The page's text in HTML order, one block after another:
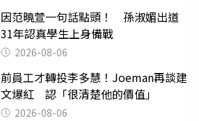
因范曉萱一句話點頭！ 孫淑媚出道
31年認真學生上身備戰
2026-08-06
前員工才轉投李多慧！Joeman再談建
文爆紅 認「很清楚他的價值」
2026-08-06